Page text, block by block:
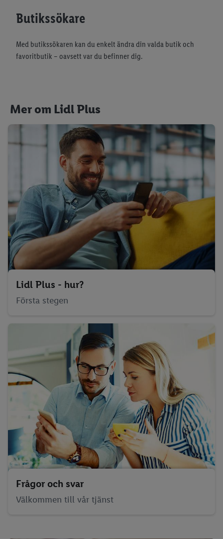
Butikssökare
Med butikssökaren kan du enkelt ändra din valda butik och
favoritbutik – oavsett var du befinner dig.
Mer om Lidl Plus
Lidl Plus - hur?
Första stegen
Frågor och svar
Välkommen till vår tjänst